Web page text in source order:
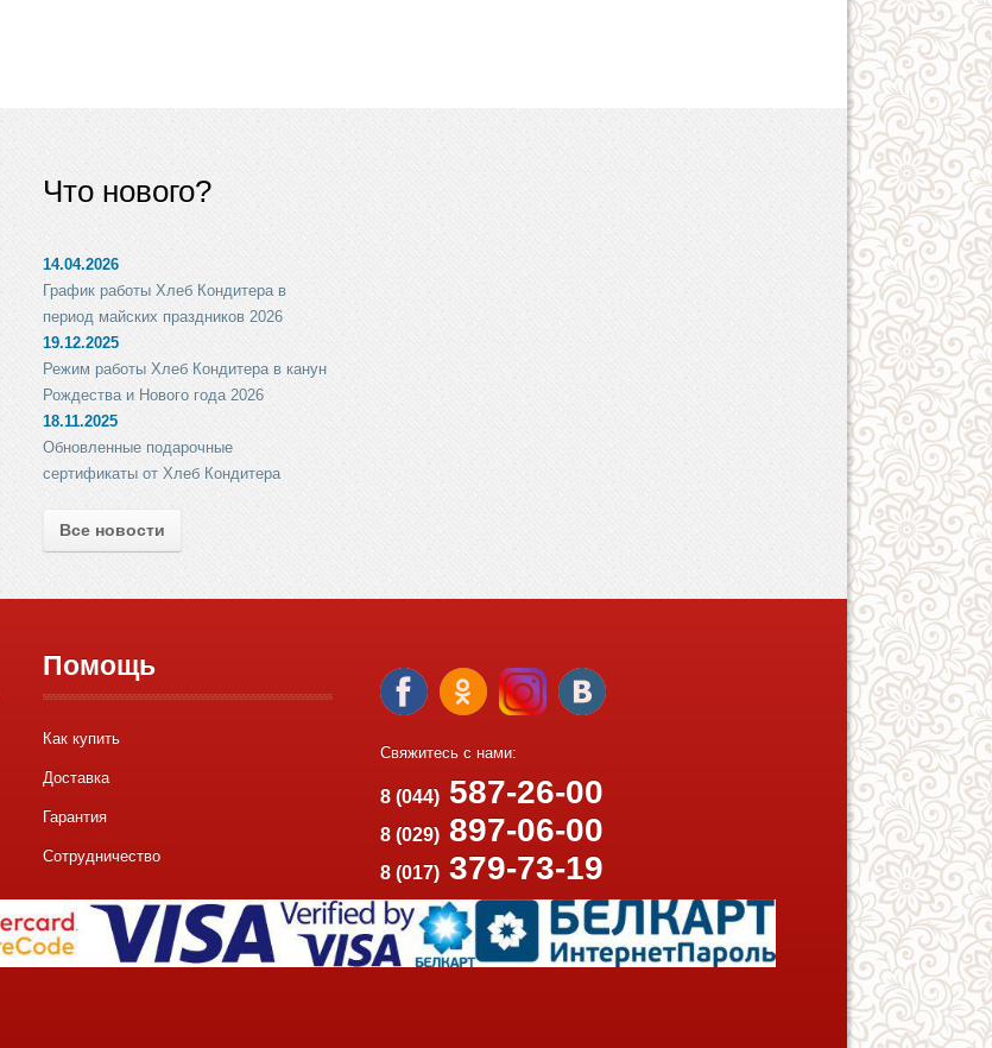
Что нового?
14.04.2026
График работы Хлеб Кондитера в
период майских праздников 2026
19.12.2025
Режим работы Хлеб Кондитера в канун
Рождества и Нового года 2026
18.11.2025
Обновленные подарочные
сертификаты от Хлеб Кондитера
Все новости
Помощь
Как купить
Доставка
Гарантия
Сотрудничество
Свяжитесь с нами:
8 (044)587-26-00
8 (029)897-06-00
8 (017) 379-73-19